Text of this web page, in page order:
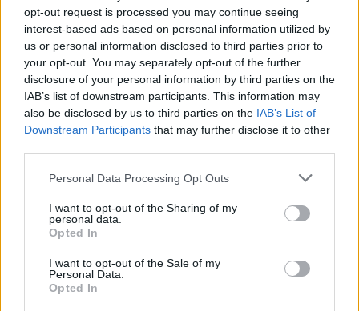
opt-out request is processed you may continue seeing
interest-based ads based on personal information utilized by
us or personal information disclosed to third parties prior to
your opt-out. You may separately opt-out of the further
disclosure of your personal information by third parties on the
IAB’s list of downstream participants. This information may
also be disclosed by us to third parties on the IAB’s List of
Downstream Participants that may further disclose it to other
Personal Data Processing Opt Outs
I want to opt-out of the Sharing of my
personal data.
Opted In
I want to opt-out of the Sale of my
Personal Data.
Opted In
Alpha Bank: Για πρώτη φορά το Αρχαίο Θέατρο Επιδαύρου άνοιξε τις
πύλες του σε όλους
ESG Report 2025: Πώς η ΑΒ Βασιλόπουλος μετατρέπει τη
βιωσιμότητα σε καθημερινή πράξη
ΠΕΡΙΣΣΌΤΕΡΑ ΣΕ ΑΥΤΉ ΤΗΝ ΚΑΤΗΓΟΡΊΑ